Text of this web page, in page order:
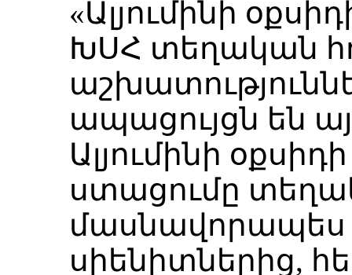
«Ալյումինի
ԽՍՀ տեղական
ապացույցն են
Ալյումինի
ստացումը
մասնավորապես
սիենիտներից,